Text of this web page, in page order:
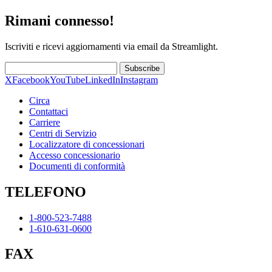
Rimani connesso!
Iscriviti e ricevi aggiornamenti via email da Streamlight.
Subscribe
XFacebookYouTubeLinkedInInstagram
Circa
Contattaci
Carriere
Centri di Servizio
Localizzatore di concessionari
Accesso concessionario
Documenti di conformità
TELEFONO
1-800-523-7488
1-610-631-0600
FAX